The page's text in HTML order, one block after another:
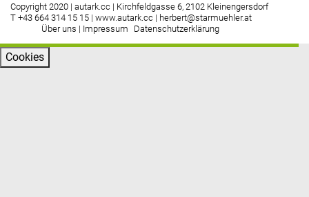
Copyright 2020 | autark.cc | Kirchfeldgasse 6, 2102 Kleinengersdorf
T +43 664 314 15 15 | www.autark.cc | herbert@starmuehler.at
Über uns | Impressum Datenschutzerklärung
Cookies